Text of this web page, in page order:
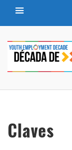
Claves